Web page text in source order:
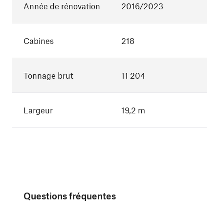
Année de rénovation 2016/2023
Cabines 218
Tonnage brut 11 204
Largeur 19,2 m
Questions fréquentes